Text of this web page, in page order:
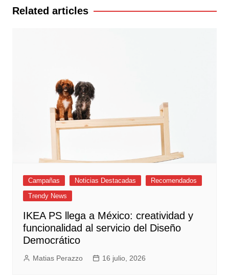
entradas
Related articles
Campañas Noticias Destacadas
Recomendados
Trendy News
IKEA PS llega a México: creatividad y
funcionalidad al servicio del Diseño
Democrático
Matias Perazzo 16 julio, 2026